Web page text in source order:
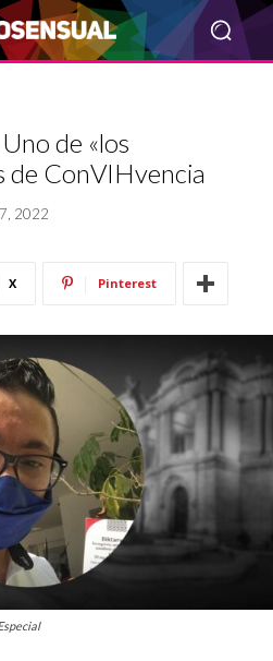
de «los
de ConVIHvencia
2022
X Pinterest